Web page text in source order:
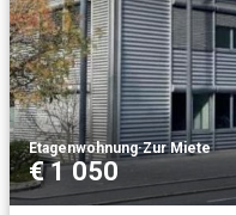
Etagenwohnung·Zur Miete
€ 1 050